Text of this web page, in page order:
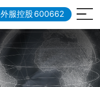
外服控股 600662